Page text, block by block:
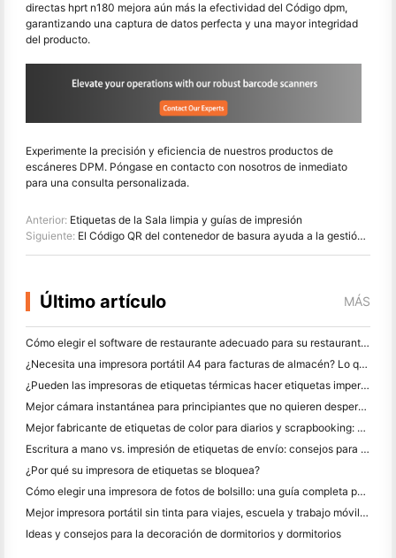
directas hprt n180 mejora aún más la efectividad del Código dpm,
garantizando una captura de datos perfecta y una mayor integridad
del producto.
Experimente la precisión y eficiencia de nuestros productos de
escáneres DPM. Póngase en contacto con nosotros de inmediato
para una consulta personalizada.
Anterior: Etiquetas de la Sala limpia y guías de impresión
Siguiente: El Código QR del contenedor de basura ayuda a la gestión de la basura urbana
Último artículo MÁS
Cómo elegir el software de restaurante adecuado para su restaurante pequeño o mediano
¿Necesita una impresora portátil A4 para facturas de almacén? Lo que realmente funciona
¿Pueden las impresoras de etiquetas térmicas hacer etiquetas impermeables para productos de pequeñas empresas?
Mejor cámara instantánea para principiantes que no quieren desperdiciar papel
Mejor fabricante de etiquetas de color para diarios y scrapbooking: Añadir más color a cada página
Escritura a mano vs. impresión de etiquetas de envío: consejos para las pequeñas empresas en 2026
¿Por qué su impresora de etiquetas se bloquea?
Cómo elegir una impresora de fotos de bolsillo: una guía completa para los usuarios de diario, viajes y iPhone
Mejor impresora portátil sin tinta para viajes, escuela y trabajo móvil: Hanin MT620 Pro
Ideas y consejos para la decoración de dormitorios y dormitorios